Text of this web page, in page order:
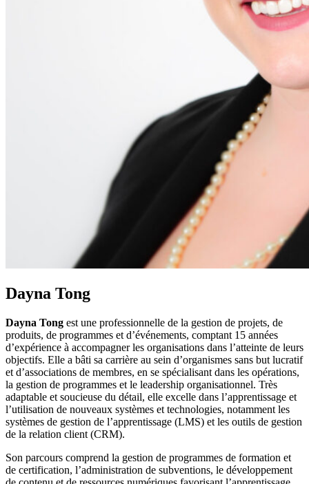
Dayna Tong
Dayna Tong est une professionnelle de la gestion de projets, de
produits, de programmes et d’événements, comptant 15 années
d’expérience à accompagner les organisations dans l’atteinte de leurs
objectifs. Elle a bâti sa carrière au sein d’organismes sans but lucratif
et d’associations de membres, en se spécialisant dans les opérations,
la gestion de programmes et le leadership organisationnel. Très
adaptable et soucieuse du détail, elle excelle dans l’apprentissage et
l’utilisation de nouveaux systèmes et technologies, notamment les
systèmes de gestion de l’apprentissage (LMS) et les outils de gestion
de la relation client (CRM).
Son parcours comprend la gestion de programmes de formation et
de certification, l’administration de subventions, le développement